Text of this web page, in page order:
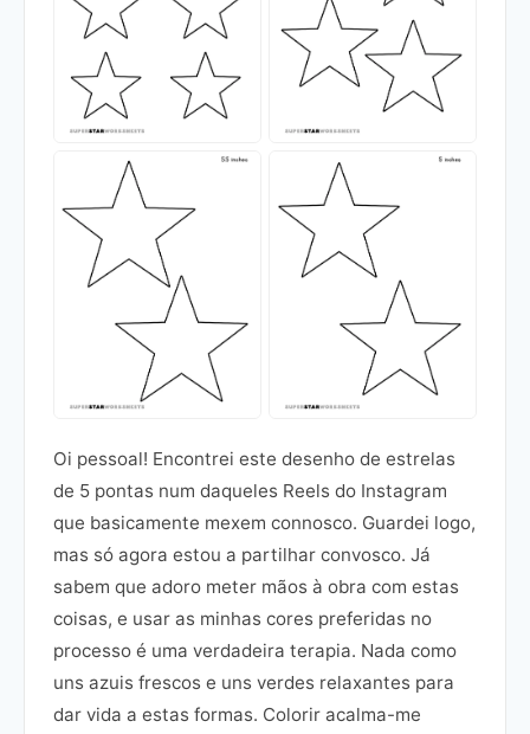
Oi pessoal! Encontrei este desenho de estrelas
de 5 pontas num daqueles Reels do Instagram
que basicamente mexem connosco. Guardei logo,
mas só agora estou a partilhar convosco. Já
sabem que adoro meter mãos à obra com estas
coisas, e usar as minhas cores preferidas no
processo é uma verdadeira terapia. Nada como
uns azuis frescos e uns verdes relaxantes para
dar vida a estas formas. Colorir acalma-me